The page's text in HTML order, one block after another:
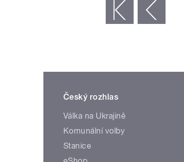
‹ předchozí
Český rozhlas
Válka na Ukrajině
Komunální volby
Stanice